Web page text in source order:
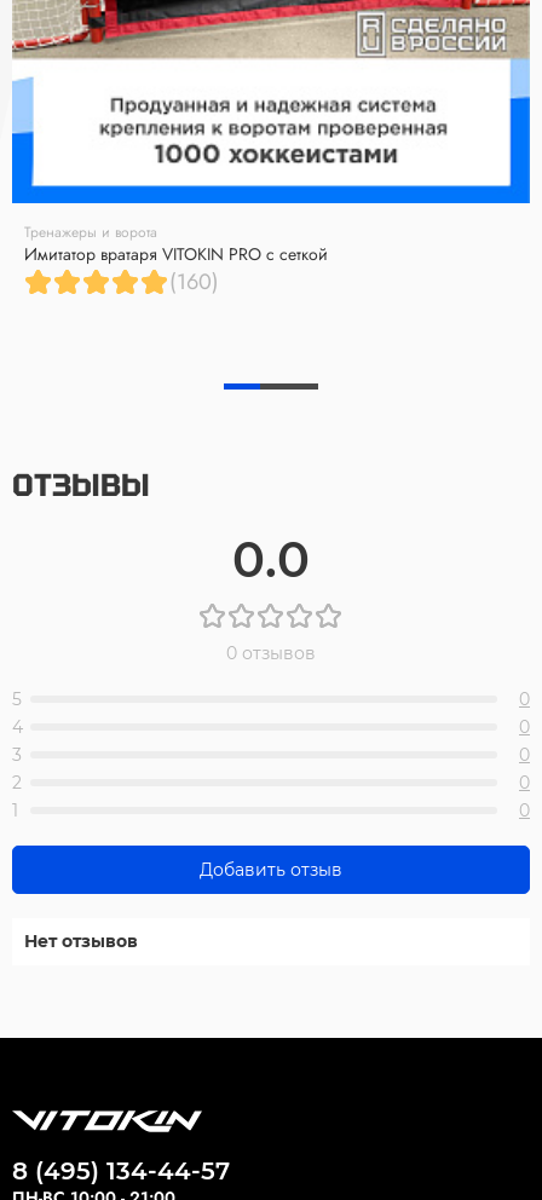
Тренажеры и ворота
Имитатор вратаря VITOKIN PRO с сеткой
(160)
ОТЗЫВЫ
0.0
0 отзывов
5
0
4
0
3
0
2
0
1
0
Добавить отзыв
Нет отзывов
8 (495) 134-44-57